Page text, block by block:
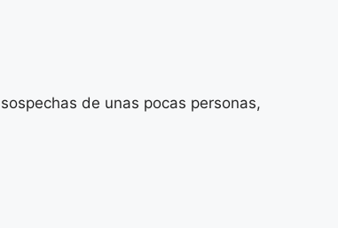
de unas pocas personas,